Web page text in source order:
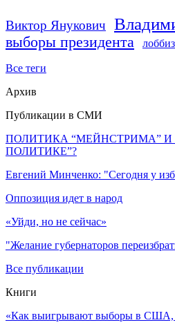
Виктор Янукович
выборы президента
Все теги
Архив
Публикации в СМИ
ПОЛИТИКА “МЕЙНСТРИМА”
ПОЛИТИКЕ”?
Евгений Минченко: "Сегодня у
Оппозиция идет в народ
«Уйди, но не сейчас»
"Желание губернаторов
Все публикации
Книги
«Как выигрывают выборы в США,